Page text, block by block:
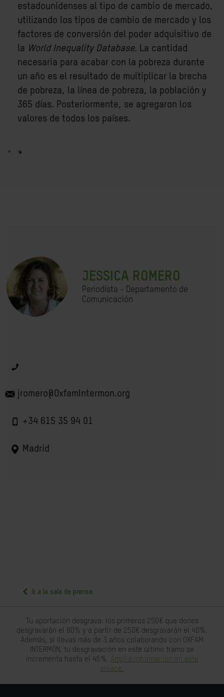
estadounidenses al tipo de cambio de mercado,
utilizando los tipos de cambio de mercado y los
factores de conversión del poder adquisitivo de
la World Inequality Database. La cantidad
necesaria para acabar con la pobreza durante
un año es el resultado de multiplicar la brecha
de pobreza, la línea de pobreza, la población y
365 días. Posteriormente, se agregaron los
valores de todos los países.
JESSICA ROMERO
Periodista - Departamento de
Comunicación
jromero@OxfamIntermon.org
+34 615 35 94 01
Madrid
Ir a la sala de prensa
Tu aportación desgrava: los primeros 250€ que dones
desgravarán el 80% y a partir de 250€ desgravarán el 40%.
Además, si llevas más de 3 años colaborando con OXFAM
INTERMÓN, tu desgravación en este último tramo se
incrementa hasta el 45%. Amplia información en este
enlace.